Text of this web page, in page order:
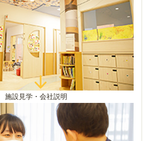
施設見学・会社説明